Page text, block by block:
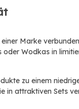
Marke
Wodkas in
zu einem
in attraktiven Sets